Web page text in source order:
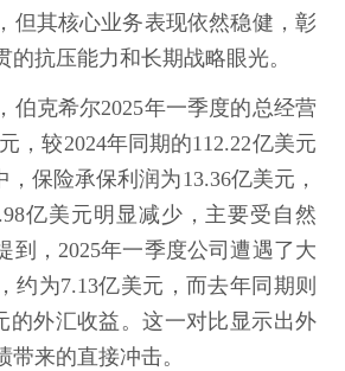
但其核心业务表现依然稳健，彰
的抗压能力和长期战略眼光。
伯克希尔2025年一季度的总经营
，较2024年同期的112.22亿美元
保险承保利润为13.36亿美元，
亿美元明显减少，主要受自然
到，2025年一季度公司遭遇了大
约为7.13亿美元，而去年同期则
的外汇收益。这一对比显示出外
来的直接冲击。